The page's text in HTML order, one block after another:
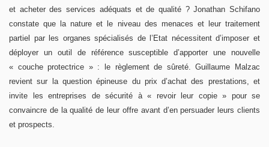
et acheter des services adéquats et de qualité ? Jonathan Schifano
constate que la nature et le niveau des menaces et leur traitement
partiel par les organes spécialisés de l’Etat nécessitent d’imposer et
déployer un outil de référence susceptible d’apporter une nouvelle
« couche protectrice » : le règlement de sûreté. Guillaume Malzac
revient sur la question épineuse du prix d’achat des prestations, et
invite les entreprises de sécurité à « revoir leur copie » pour se
convaincre de la qualité de leur offre avant d’en persuader leurs clients
et prospects.